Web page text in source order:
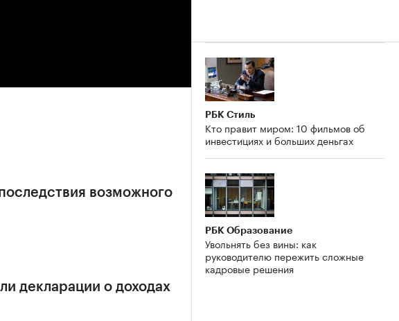
возможного
декларации о доходах
РБК Стиль
Кто правит миром: 10 фильмов об
инвестициях и больших деньгах
РБК Образование
Увольнять без вины: как
руководителю пережить сложные
кадровые решения